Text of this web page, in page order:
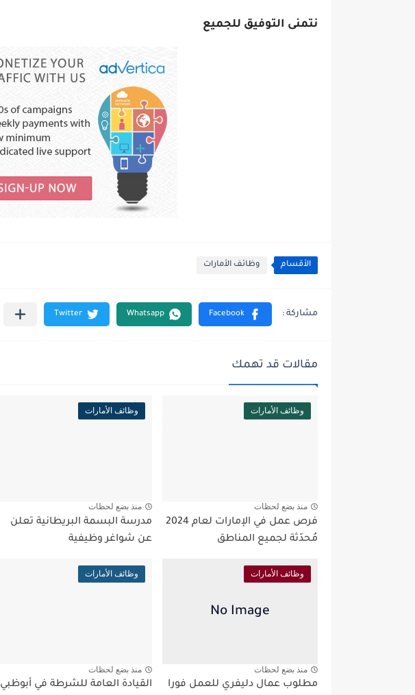
نتمنى التوفيق للجميع
الأقسام وظائف الأمارات
مقالات قد تهمك
وظائف الأمارات
منذ بضع لحظات
فرص عمل في الإمارات لعام 2024
مُحدّثة لجميع المناطق
وظائف الأمارات
منذ بضع لحظات
مدرسة البسمة البريطانية تعلن
عن شواغر وظيفية
وظائف الأمارات
منذ بضع لحظات
مطلوب عمال دليفري للعمل فورا
وظائف الأمارات
منذ بضع لحظات
القيادة العامة للشرطة في أبوظبي